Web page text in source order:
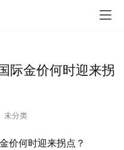
际金价何时迎来拐
未分类
价何时迎来拐点？